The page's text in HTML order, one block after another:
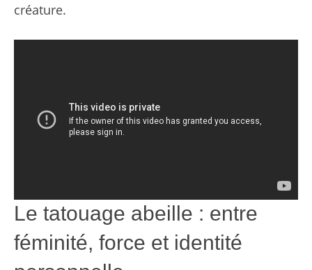
créature.
Le tatouage abeille : entre
féminité, force et identité